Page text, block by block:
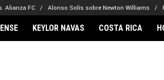
Alianza FC Alonso Solis sobre Newton Williams
KEYLOR NAVAS COSTA RICA